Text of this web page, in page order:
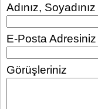
Adınız, Soyadınız
E-Posta Adresiniz
Görüşleriniz